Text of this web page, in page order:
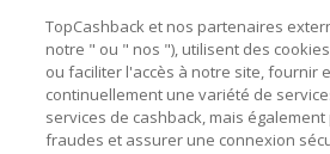
Besoin d'aide ?
Astuces pour économiser
A propos de
TopCashback et nos partenaires
notre " ou " nos "), utilisent des
ou faciliter l'accès à notre site, fournir
continuellement une variété de
services de cashback, mais
fraudes et assurer une connexion